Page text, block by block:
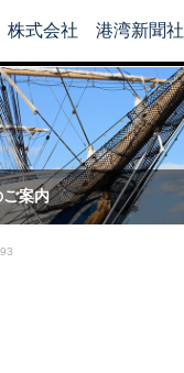
株式会社 港湾新聞社
ご案内